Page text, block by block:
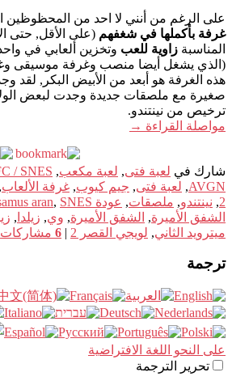
على الرغم من أنني لا احد من
غرفة بأكملها في شغفهم (على الأقل, حتى
المناسبة زاوية للعب وتخزين ألعابي في
(الذي يشغل أيضا منصب وغرفة موسيقى
هذه الغرفة هو أبعد من الأبيض البكر, لقد
صغيرة مع ملصقات جديدة وجدت لبعض
ترخيص من نينتندو.
مواصلة القراءة →
شارك في لعبة فتى, لعبة مكعب,
/ SNES
AVGN
, لعبة فتى, جيم كيوب, غرفة الألعاب,
2
, نينتندو, ملصقات, عودة samus aran, SNES
الشفق الأميرة, الشفق الأميرة, وي, زيلدا ,
ميترويد الثاني, لويجي القصر 2 |
6 مشاركات
ترجمة
على النحو اللغة الافتراضية
تحرير الترجمة